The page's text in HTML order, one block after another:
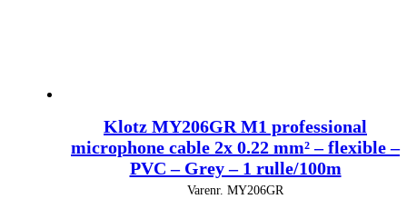
Klotz MY206GR M1 professional
microphone cable 2x 0.22 mm² – flexible –
PVC – Grey – 1 rulle/100m
Varenr. MY206GR